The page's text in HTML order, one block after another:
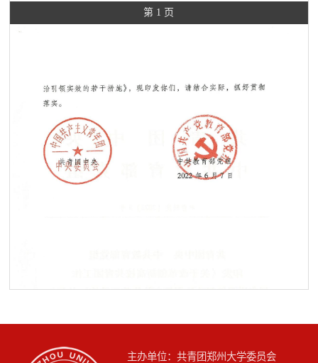
第 1 页
主办单位：共青团郑州大学委员会